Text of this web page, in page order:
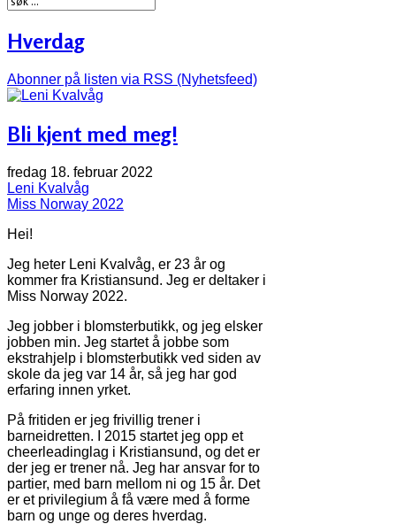
Hverdag
Abonner på listen via RSS (Nyhetsfeed)
Bli kjent med meg!
fredag 18. februar 2022
Leni Kvalvåg
Miss Norway 2022
Hei!
Jeg heter Leni Kvalvåg, er 23 år og
kommer fra Kristiansund. Jeg er deltaker i
Miss Norway 2022.
Jeg jobber i blomsterbutikk, og jeg elsker
jobben min. Jeg startet å jobbe som
ekstrahjelp i blomsterbutikk ved siden av
skole da jeg var 14 år, så jeg har god
erfaring innen yrket.
På fritiden er jeg frivillig trener i
barneidretten. I 2015 startet jeg opp et
cheerleadinglag i Kristiansund, og det er
der jeg er trener nå. Jeg har ansvar for to
partier, med barn mellom ni og 15 år. Det
er et privilegium å få være med å forme
barn og unge og deres hverdag.